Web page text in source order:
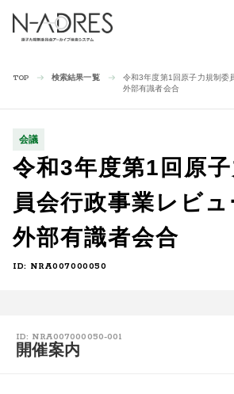
TOP 検索結果一覧
令和3年度第1回原子力規制委
外部有識者会合
会議
令和3年度第1回原
員会行政事業レビ
外部有識者会合
ID: NRA007000050
ID: NRA007000050-001
開催案内